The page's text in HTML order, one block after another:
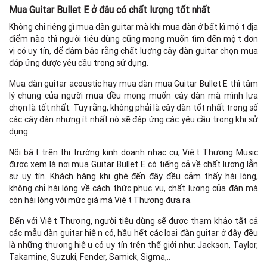
Mua Guitar Bullet E ở đâu có chất lượng tốt nhất
Không chỉ riêng gì mua đàn guitar mà khi mua đàn ở bất kì một địa
điểm nào thì người tiêu dùng cũng mong muốn tìm đến một đơn
vị có uy tín, để đảm bảo rằng chất lượng cây đàn guitar chọn mua
đáp ứng được yêu cầu trong sử dụng.
Mua đàn guitar acoustic hay mua đàn mua Guitar Bullet E thì tâm
lý chung của người mua đều mong muốn cây đàn mà mình lựa
chọn là tốt nhất. Tuy rằng, không phải là cây đàn tốt nhất trong số
các cây đàn nhưng ít nhất nó sẽ đáp ứng các yêu cầu trong khi sử
dụng.
Nổi bật trên thị trường kinh doanh nhạc cụ, Việt Thương Music
được xem là nơi mua Guitar Bullet E có tiếng cả về chất lượng lẫn
sự uy tín. Khách hàng khi ghé đến đây đều cảm thấy hài lòng,
không chỉ hài lòng về cách thức phục vụ, chất lượng của đàn mà
còn hài lòng với mức giá mà Việt Thương đưa ra.
Đến với Việt Thương, người tiêu dùng sẽ được tham khảo tất cả
các mẫu đàn guitar hiện có, hầu hết các loại đàn guitar ở đây đều
là những thương hiệu có uy tín trên thế giới như: Jackson, Taylor,
Takamine, Suzuki, Fender, Samick, Sigma,..